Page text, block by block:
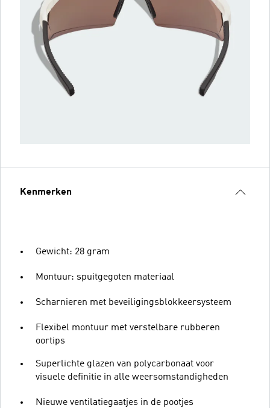
Kenmerken
Gewicht: 28 gram
Montuur: spuitgegoten materiaal
Scharnieren met beveiligingsblokkeersysteem
Flexibel montuur met verstelbare rubberen
oortips
Superlichte glazen van polycarbonaat voor
visuele definitie in alle weersomstandigheden
Nieuwe ventilatiegaatjes in de pootjes